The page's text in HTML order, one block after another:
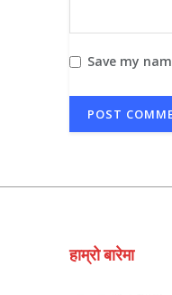
Save my
हाम्रो बारेमा